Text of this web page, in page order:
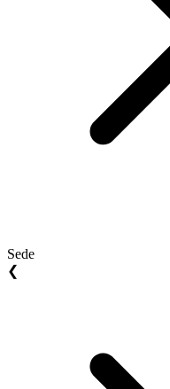
Sede
❮